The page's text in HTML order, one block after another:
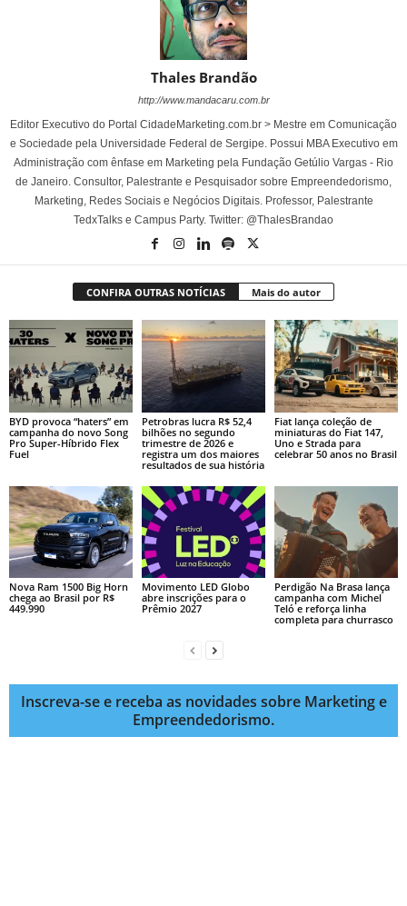
Thales Brandão
http://www.mandacaru.com.br
Editor Executivo do Portal CidadeMarketing.com.br > Mestre em Comunicação
e Sociedade pela Universidade Federal de Sergipe. Possui MBA Executivo em
Administração com ênfase em Marketing pela Fundação Getúlio Vargas - Rio
de Janeiro. Consultor, Palestrante e Pesquisador sobre Empreendedorismo,
Marketing, Redes Sociais e Negócios Digitais. Professor, Palestrante
TedxTalks e Campus Party. Twitter: @ThalesBrandao
CONFIRA OUTRAS NOTÍCIAS Mais do autor
BYD provoca “haters” em
campanha do novo Song
Pro Super-Híbrido Flex
Fuel
Petrobras lucra R$ 52,4
bilhões no segundo
trimestre de 2026 e
registra um dos maiores
resultados de sua história
Fiat lança coleção de
miniaturas do Fiat 147,
Uno e Strada para
celebrar 50 anos no Brasil
Nova Ram 1500 Big Horn
chega ao Brasil por R$
449.990
Movimento LED Globo
abre inscrições para o
Prêmio 2027
Perdigão Na Brasa lança
campanha com Michel
Teló e reforça linha
completa para churrasco
Inscreva-se e receba as novidades sobre Marketing e
Empreendedorismo.